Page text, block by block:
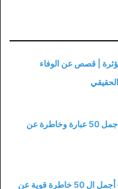
| قصص عن الوفاء
حكم عن الاهتمام | أجمل 50 عبارة وخاطرة عن
عبارات عن الحنين – أجمل ال 50 خاطرة قوية عن